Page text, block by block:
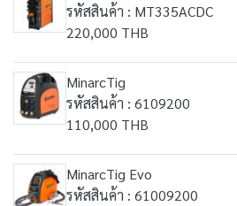
รหัสสินค้า : MT335ACDC
220,000 THB
MinarcTig
รหัสสินค้า : 6109200
110,000 THB
MinarcTig Evo
รหัสสินค้า : 61009200